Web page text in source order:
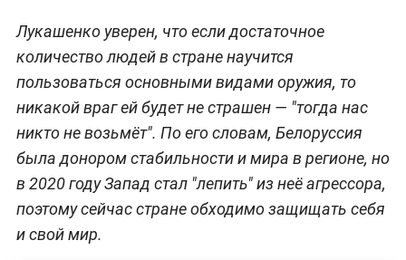
Лукашенко уверен, что если достаточное
количество людей в стране научится
пользоваться основными видами оружия, то
никакой враг ей будет не страшен — "тогда нас
никто не возьмёт". По его словам, Белоруссия
была донором стабильности и мира в регионе, но
в 2020 году Запад стал "лепить" из неё агрессора,
поэтому сейчас стране обходимо защищать себя
и свой мир.